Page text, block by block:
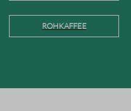
ROHKAFFEE